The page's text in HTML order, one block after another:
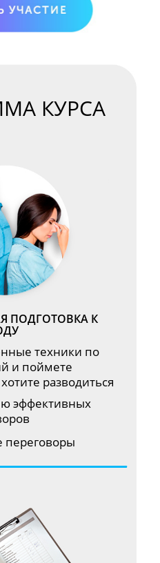
КУРСА
ПОДГОТОВКА К
техники по
и поймете
разводиться
эффективных
переговоры